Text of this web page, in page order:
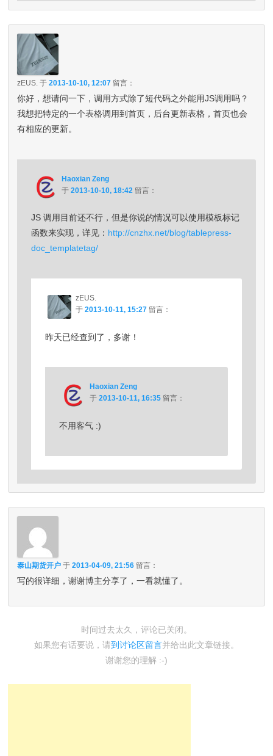
zEUS. 于2013-10-10, 12:07 留言：
你好，想请问一下，调用方式除了短代码之外能用JS调用吗？
我想把特定的一个表格调用到首页，后台更新表格，首页也会
有相应的更新。
Haoxian Zeng
于2013-10-10, 18:42 留言：
JS 调用目前还不行，但是你说的情况可以使用模板标记
函数来实现，详见： http://cnzhx.net/blog/tablepress-
doc_templatetag/
zEUS.
于 2013-10-11, 15:27 留言：
昨天已经查到了，多谢！
Haoxian Zeng
于 2013-10-11, 16:35 留言：
不用客气 :)
泰山期货开户 于2013-04-09, 21:56 留言：
写的很详细，谢谢博主分享了，一看就懂了。
时间过去太久，评论已关闭。
如果您有话要说，请到讨论区留言并给出此文章链接。
谢谢您的理解 :-)